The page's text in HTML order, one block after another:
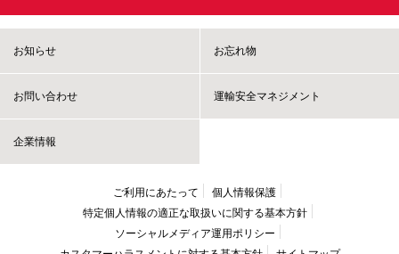
お知らせ お忘れ物
お問い合わせ 運輸安全マネジメント
企業情報
ご利用にあたって
個人情報保護
特定個人情報の適正な取扱いに関する基本方針
ソーシャルメディア運用ポリシー